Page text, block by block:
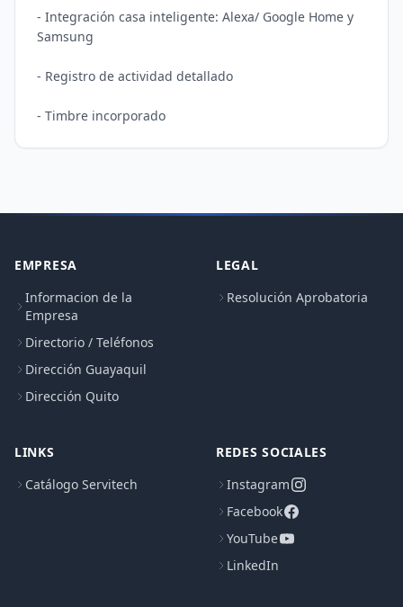
- Integración casa inteligente: Alexa/ Google Home y
Samsung
- Registro de actividad detallado
EMPRESA
Informacion de la
Empresa
Directorio / Teléfonos
Dirección Guayaquil
Dirección Quito
LEGAL
Resolución Aprobatoria
LINKS
Catálogo Servitech
REDES SOCIALES
Instagram
Facebook
YouTube
LinkedIn